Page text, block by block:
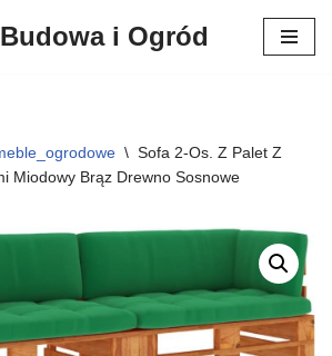
i Ogród
\ Sofa 2-Os. Z Palet Z
Miodowy Brąz Drewno Sosnowe